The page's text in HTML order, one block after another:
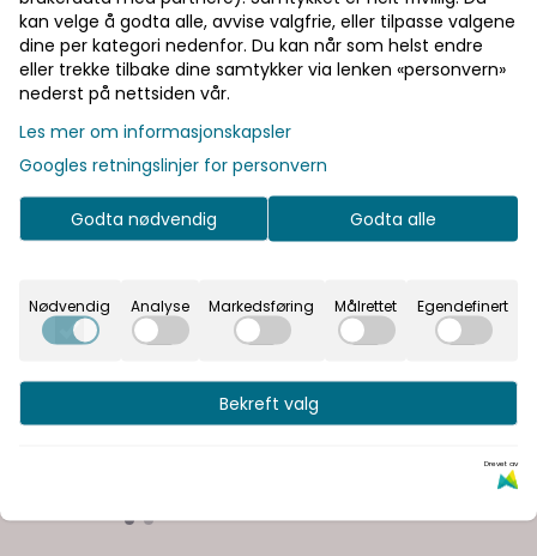
kan velge å godta alle, avvise valgfrie, eller tilpasse valgene
dine per kategori nedenfor. Du kan når som helst endre
eller trekke tilbake dine samtykker via lenken «personvern»
nederst på nettsiden vår.
Les mer om informasjonskapsler
Googles retningslinjer for personvern
Godta nødvendig Godta alle
Nødvendig Analyse Markedsføring Målrettet Egendefinert
Bekreft valg
Drevet av